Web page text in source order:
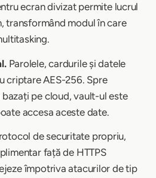
ecran divizat permite lucrul
transformând modul în care
Parolele, cardurile și datele
criptare AES-256. Spre
pe cloud, vault-ul este
accesa aceste date.
de securitate propriu,
față de HTTPS
împotriva atacurilor de tip